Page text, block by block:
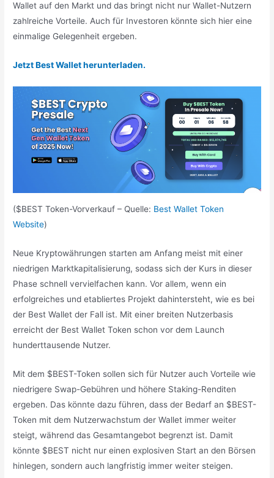
Wallet auf den Markt und das bringt nicht nur Wallet-Nutzern
zahlreiche Vorteile. Auch für Investoren könnte sich hier eine
einmalige Gelegenheit ergeben.
Jetzt Best Wallet herunterladen.
($BEST Token-Vorverkauf – Quelle: Best Wallet Token
Website)
Neue Kryptowährungen starten am Anfang meist mit einer
niedrigen Marktkapitalisierung, sodass sich der Kurs in dieser
Phase schnell vervielfachen kann. Vor allem, wenn ein
erfolgreiches und etabliertes Projekt dahintersteht, wie es bei
der Best Wallet der Fall ist. Mit einer breiten Nutzerbasis
erreicht der Best Wallet Token schon vor dem Launch
hunderttausende Nutzer.
Mit dem $BEST-Token sollen sich für Nutzer auch Vorteile wie
niedrigere Swap-Gebühren und höhere Staking-Renditen
ergeben. Das könnte dazu führen, dass der Bedarf an $BEST-
Token mit dem Nutzerwachstum der Wallet immer weiter
steigt, während das Gesamtangebot begrenzt ist. Damit
könnte $BEST nicht nur einen explosiven Start an den Börsen
hinlegen, sondern auch langfristig immer weiter steigen.